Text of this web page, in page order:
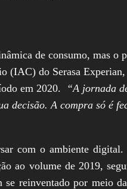
de consumo, mas o
(IAC) do Serasa
em 2020.
“A jornada
decisão. A compra só é
com o ambiente
ao volume de 2019,
reinventado por meio